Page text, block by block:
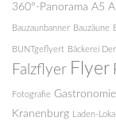
360°-Panorama A5
Bauzaunbanner Bauzäune
BUNTgeflyert Bäckerei
Falzflyer Flyer
Fotografie Gastronomie
Kranenburg Laden-